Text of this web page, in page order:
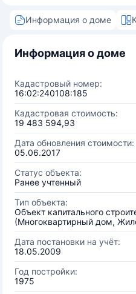
Информация о доме
Информация о доме
Кадастровый номер:
16:02:240108:185
Кадастровая стоимость:
19 483 594,93
Дата обновления стоимости:
05.06.2017
Статус объекта:
Ранее учтенный
Тип объекта:
Объект капитального
(Многоквартирный дом,
Дата постановки на учёт:
18.05.2009
Год постройки:
1975